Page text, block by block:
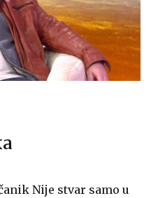
Nije stvar samo u